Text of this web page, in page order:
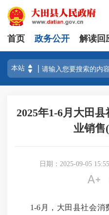
首页 政务公开 解读回
2025年1-6月大田
业销售
日期：2025-09-05 15:55

1-6月，大田县社会消